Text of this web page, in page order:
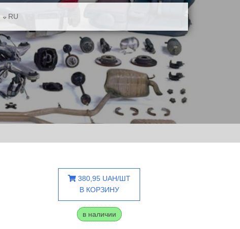
RU
380,95 UAH/ШТ
В КОРЗИНУ
в наличии